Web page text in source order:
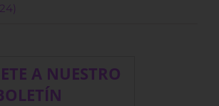
A NUESTRO